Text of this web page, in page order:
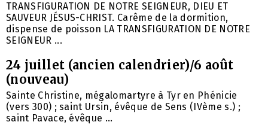
TRANSFIGURATION DE NOTRE SEIGNEUR, DIEU ET
SAUVEUR JÉSUS-CHRIST. Carême de la dormition,
dispense de poisson LA TRANSFIGURATION DE NOTRE
SEIGNEUR ...
24 juillet (ancien calendrier)/6 août
(nouveau)
Sainte Christine, mégalomartyre à Tyr en Phénicie
(vers 300) ; saint Ursin, évêque de Sens (IVème s.) ;
saint Pavace, évêque ...